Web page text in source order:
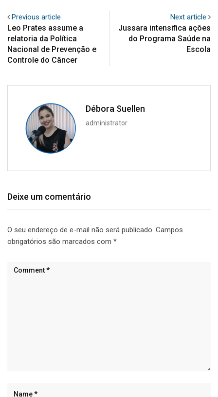
Previous article
Leo Prates assume a
relatoria da Política
Nacional de Prevenção e
Controle do Câncer
Next article
Jussara intensifica ações
do Programa Saúde na
Escola
Débora Suellen
administrator
Deixe um comentário
O seu endereço de e-mail não será publicado. Campos
obrigatórios são marcados com *